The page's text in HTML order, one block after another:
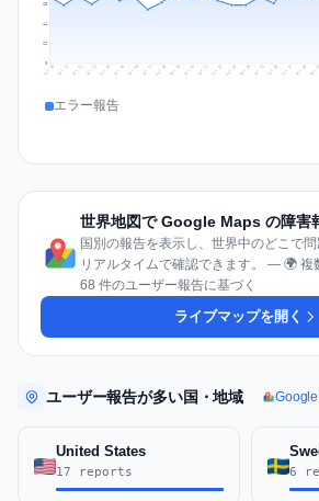
22
44
65
Jul 10 Jul 11 Jul 12 Jul 13 Jul 14 Jul 15 Jul 16 Jul 17 Jul 18 Jul 19 Jul 20 Jul 21 Jul 22 Jul 23 Jul 24 Jul 25 Jul 26 Jul 27 Jul 28 Jul 29
エラー報告
世界地図で Google Maps の障害
国別の報告を表示し、世界中のどこで
リアルタイムで確認できます。 — 🌍 複
68 件のユーザー報告に基づく
ライブマップを開く
ユーザー報告が多い国・地域
United States
17 reports 6